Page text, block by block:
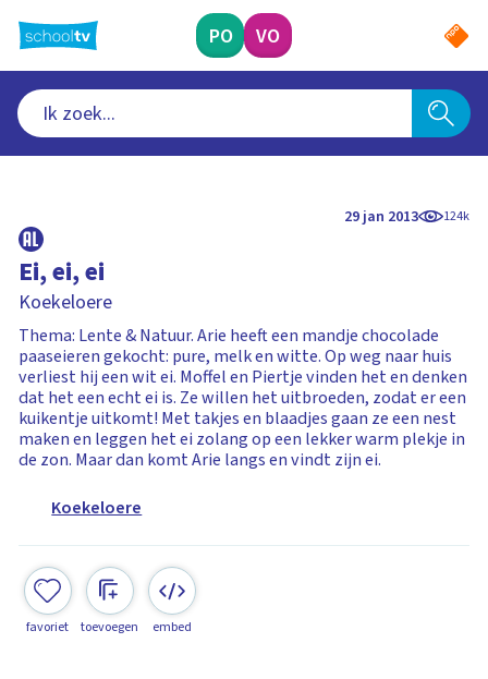
naar
hoofdinhoud
PO VO
29 jan 2013 124k
Ei, ei, ei
Koekeloere
Thema: Lente & Natuur. Arie heeft een mandje chocolade
paaseieren gekocht: pure, melk en witte. Op weg naar huis
verliest hij een wit ei. Moffel en Piertje vinden het en denken
dat het een echt ei is. Ze willen het uitbroeden, zodat er een
kuikentje uitkomt! Met takjes en blaadjes gaan ze een nest
maken en leggen het ei zolang op een lekker warm plekje in
de zon. Maar dan komt Arie langs en vindt zijn ei.
Koekeloere
favoriet toevoegen embed